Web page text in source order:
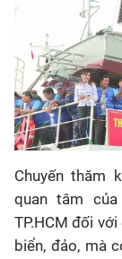
Chuyến thăm
quan tâm
TP.HCM đối
biển, đảo, mà